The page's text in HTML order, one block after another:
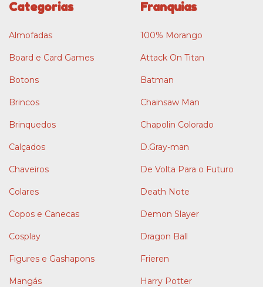
Categorias
Almofadas
Board e Card Games
Botons
Brincos
Brinquedos
Calçados
Chaveiros
Colares
Copos e Canecas
Cosplay
Figures e Gashapons
Mangás
Franquias
100% Morango
Attack On Titan
Batman
Chainsaw Man
Chapolin Colorado
D.Gray-man
De Volta Para o Futuro
Death Note
Demon Slayer
Dragon Ball
Frieren
Harry Potter